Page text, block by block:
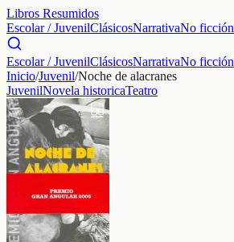
Libros Resumidos
Escolar / JuvenilClásicosNarrativaNo ficción
Escolar / JuvenilClásicosNarrativaNo ficción
Inicio/Juvenil/Noche de alacranes
JuvenilNovela historicaTeatro